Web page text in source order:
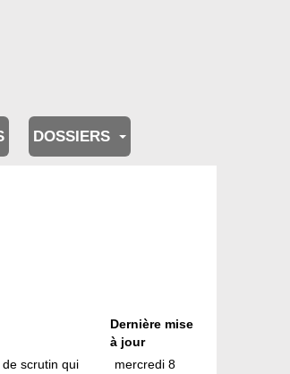
DOSSIERS
Dernière mise
à jour
scrutin qui
mercredi 8